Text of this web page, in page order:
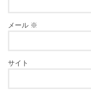
メール ※
サイト